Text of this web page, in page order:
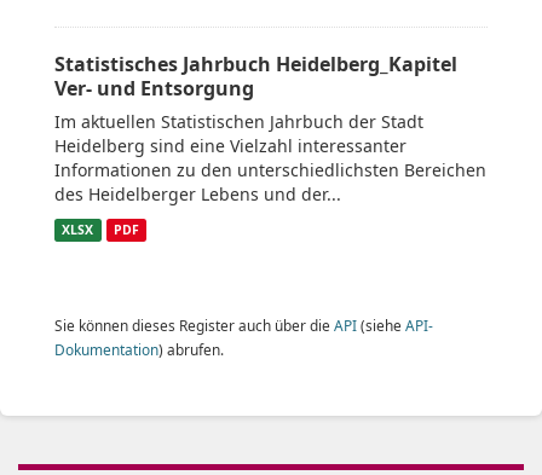
Statistisches Jahrbuch Heidelberg_Kapitel
Ver- und Entsorgung
Im aktuellen Statistischen Jahrbuch der Stadt
Heidelberg sind eine Vielzahl interessanter
Informationen zu den unterschiedlichsten Bereichen
des Heidelberger Lebens und der...
XLSX PDF
Sie können dieses Register auch über die API(siehe API-
Dokumentation) abrufen.